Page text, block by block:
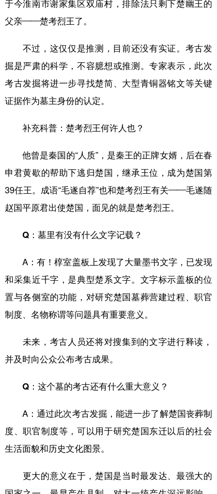
于今淮南市谢家集区双庙村，排除法只剩下楚幽王的
父亲——楚考烈王了。
不过，这仅仅是推测，目前还没有实证。考古发
掘是严肃的科学，不容臆想或推测。专家表示，此次
考古发掘将进一步寻找楚简、大型青铜器铭文等关键
证据作为墓主身份的认定。
补充科普：楚考烈王何许人也？
他曾是秦国的“人质”，是秦王的正牌女婿，后在春
申君黄歇的帮助下逃归楚国，继承王位，成为楚国第
39任王。成语“毛遂自荐”也和楚考烈王有关——毛遂随
赵国平原君出使楚国，面见的就是楚考烈王。
Q：墓里有没有什么文字记载？
A：有！椁室盖板上发现了大量墨书文字，已发现
和采集近千字，是典型楚系文字。文字标示盖板的位
置与各侧室的功能，对研究楚国墓葬营建过程、职官
制度、名物称谓等问题具有重要意义。
未来，考古人员还将对搜集到的文字进行释读，
并及时向公众公布考古成果。
Q：这个墓的考古还有什么重大意义？
A：通过此次考古发掘，能进一步了解楚国丧葬制
度、职官制度等，可以用于研究楚国东迁以后的社会
生活面貌和历史文化图景。
更大的意义在于，楚国是当时最发达、最强大的